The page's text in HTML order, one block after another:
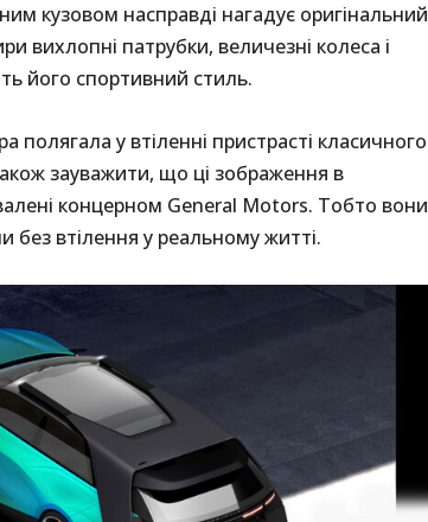
кузовом насправді нагадує оригінальний
вихлопні патрубки, величезні колеса і
його спортивний стиль.
полягала у втіленні пристрасті класичного
зауважити, що ці зображення в
концерном General Motors. Тобто вони
втілення у реальному житті.